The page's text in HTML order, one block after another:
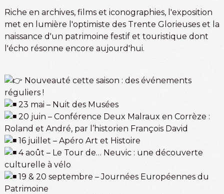
Riche en archives, films et iconographies, l'exposition
met en lumière l'optimiste des Trente Glorieuses et la
naissance d'un patrimoine festif et touristique dont
l'écho résonne encore aujourd'hui.
Nouveauté cette saison : des événements
réguliers !
23 mai – Nuit des Musées
20 juin – Conférence Deux Malraux en Corrèze :
Roland et André, par l’historien François David
16 juillet – Apéro Art et Histoire
4 août – Le Tour de… Neuvic : une découverte
culturelle à vélo
19 & 20 septembre – Journées Européennes du
Patrimoine